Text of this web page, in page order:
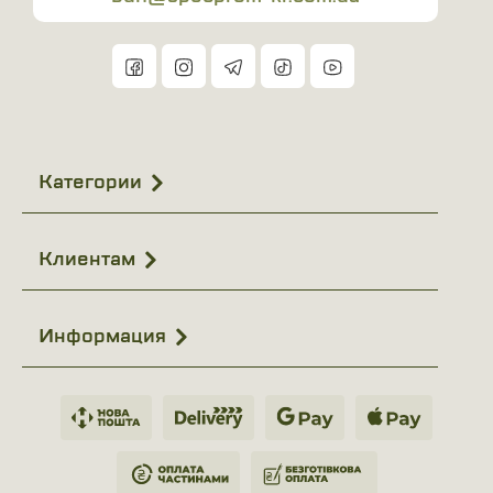
характеристик, чтобы каждый клиент мог найти
оптимальное решение под свои требования.
гарантируя высокое качество и соответствие
стандартам безопасности.
Прямые поставки. Работая напрямую с
предлагаем конкурентоспособные цены на
высококачественную продукцию.
готовы предоставить консультации и помощь в
выборе подходящего варианта, учитывая
Категории
Клиентам
Информация